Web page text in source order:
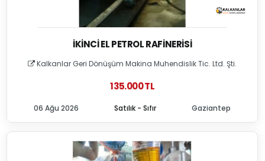
İKINCI EL PETROL RAFINERISI
Kalkanlar Geri Dönüşüm Makina Muhendislik Tic. Ltd. Şti.
135.000 TL
Satılık - Sıfır
06 Ağu 2026 Gaziantep